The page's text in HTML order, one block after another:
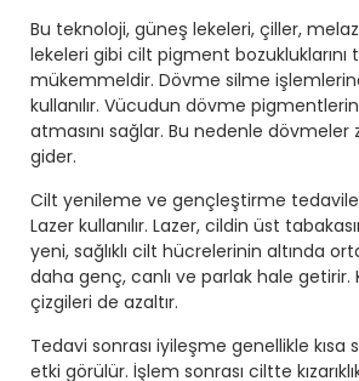
Bu teknoloji, güneş lekeleri, çiller,
lekeleri gibi cilt pigment
mükemmeldir. Dövme silme
kullanılır. Vücudun dövme
atmasını sağlar. Bu nedenle dövmeler
gider.
Cilt yenileme ve gençleştirme
Lazer kullanılır. Lazer, cildin üst
yeni, sağlıklı cilt hücrelerinin altında
daha genç, canlı ve parlak hale getirir.
çizgileri de azaltır.
Tedavi sonrası iyileşme genellikle kısa
etki görülür. İşlem sonrası ciltte